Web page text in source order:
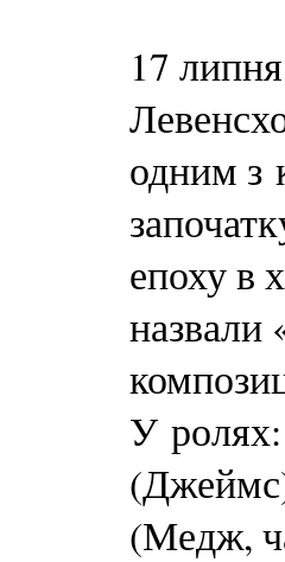
17
одним з
епоху в
назвали
У
(Медж,